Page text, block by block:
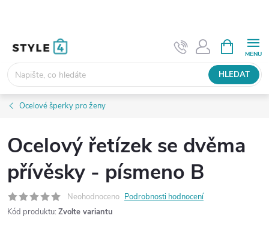
HLEDAT
NÁKUPNÍ
KOŠÍK
Ocelové šperky pro ženy
Ocelový řetízek se dvěma
přívěsky - písmeno B
Neohodnoceno Podrobnosti hodnocení
Kód produktu: Zvolte variantu